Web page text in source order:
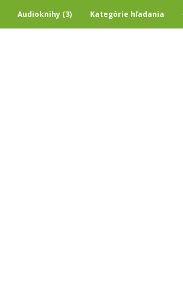
Audioknihy (3) Kategórie hľadania